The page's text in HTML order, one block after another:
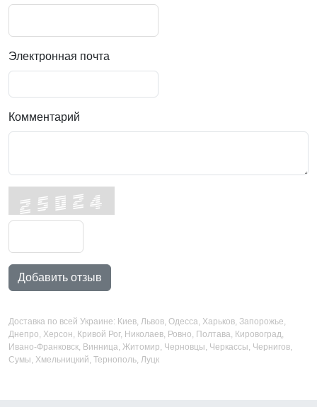
Электронная почта
Комментарий
Добавить отзыв
Доставка по всей Украине: Киев, Львов, Одесса, Харьков, Запорожье,
Днепро, Херсон, Кривой Рог, Николаев, Ровно, Полтава, Кировоград,
Ивано-Франковск, Винница, Житомир, Черновцы, Черкассы, Чернигов,
Сумы, Хмельницкий, Тернополь, Луцк